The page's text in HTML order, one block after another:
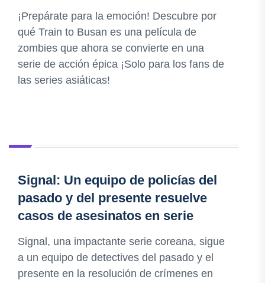
¡Prepárate para la emoción! Descubre por
qué Train to Busan es una película de
zombies que ahora se convierte en una
serie de acción épica ¡Solo para los fans de
las series asiáticas!
Signal: Un equipo de policías del
pasado y del presente resuelve
casos de asesinatos en serie
Signal, una impactante serie coreana, sigue
a un equipo de detectives del pasado y el
presente en la resolución de crímenes en